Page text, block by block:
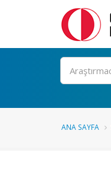
Ara
ANA SAYFA